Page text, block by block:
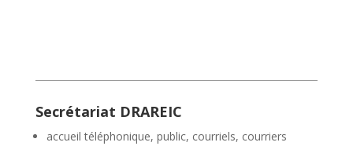
Secrétariat DRAREIC
accueil téléphonique, public, courriels, courriers